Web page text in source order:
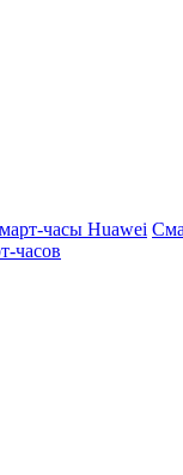
часы Huawei
часов